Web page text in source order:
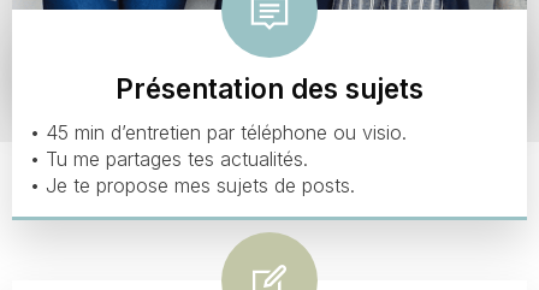
Présentation des sujets
• 45 min d’entretien par téléphone ou visio.
• Tu me partages tes actualités.
• Je te propose mes sujets de posts.